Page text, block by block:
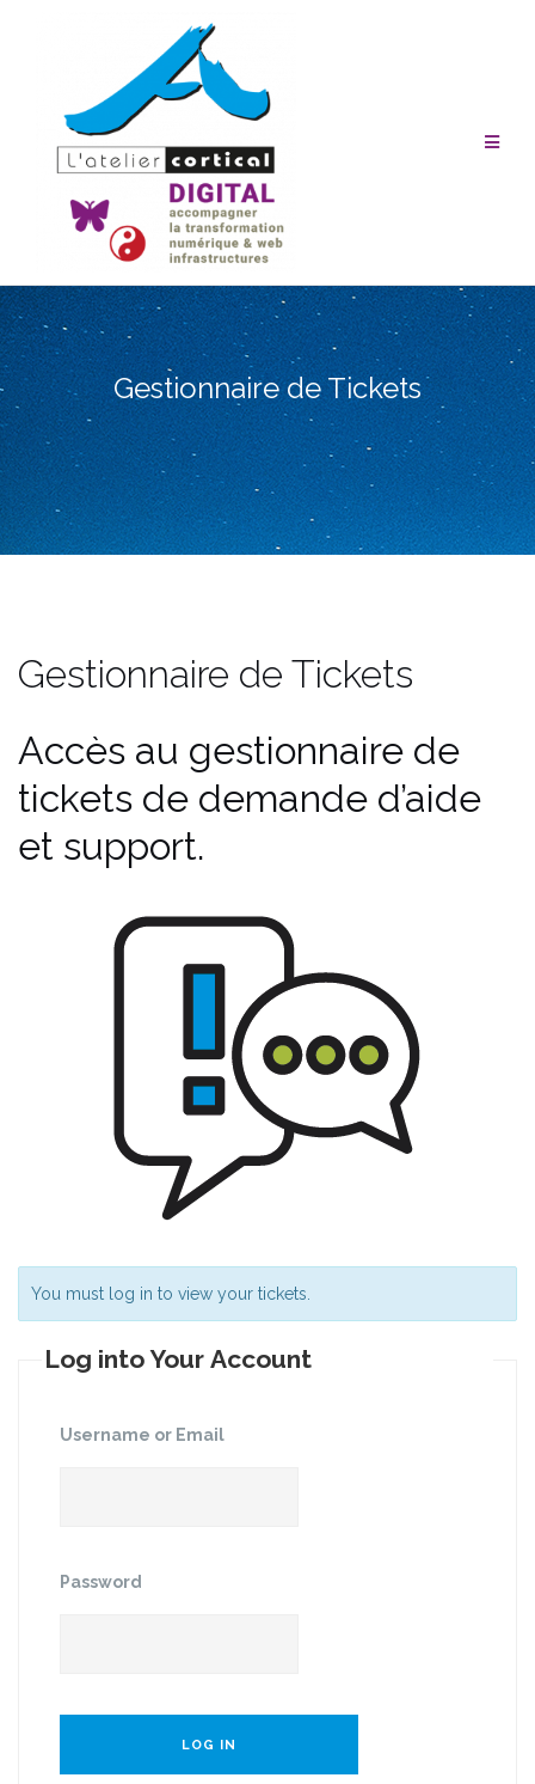
Gestionnaire de Tickets
Gestionnaire de Tickets
Accès au gestionnaire de
tickets de demande d’aide
et support.
You must log in to view your tickets.
Log into Your Account
Username or Email
Password